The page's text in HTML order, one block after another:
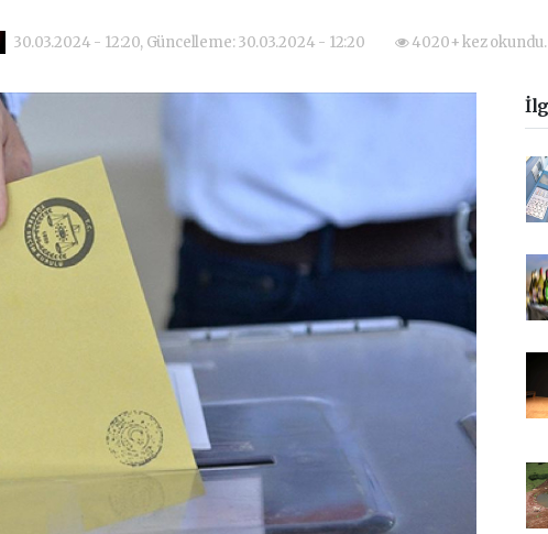
30.03.2024 - 12:20, Güncelleme: 30.03.2024 - 12:20 4020+ kez okundu.